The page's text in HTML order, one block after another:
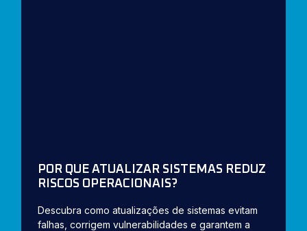
POR QUE ATUALIZAR SISTEMAS REDUZ
RISCOS OPERACIONAIS?
Descubra como atualizações de sistemas evitam
falhas, corrigem vulnerabilidades e garantem a